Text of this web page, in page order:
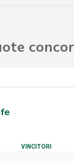
VINCITORI